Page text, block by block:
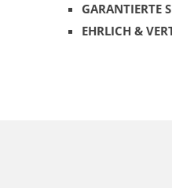
GARANTIERTE
EHRLICH &